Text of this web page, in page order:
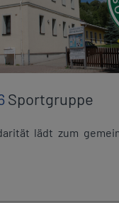
Sportgruppe
lädt zum